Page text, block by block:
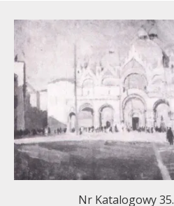
Nr Katalogowy 35.